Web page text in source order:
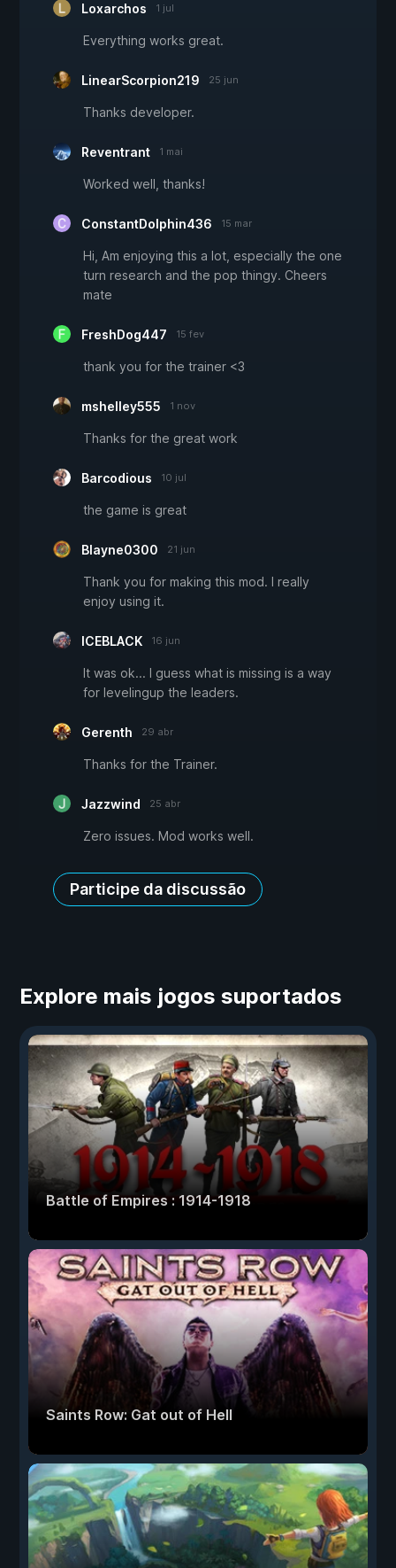
Loxarchos 1 jul
Everything works great.
LinearScorpion219 25 jun
Thanks developer.
Reventrant 1 mai
Worked well, thanks!
ConstantDolphin436 15 mar
Hi, Am enjoying this a lot, especially the one
turn research and the pop thingy. Cheers
mate
FreshDog447 15 fev
thank you for the trainer <3
mshelley555 1 nov
Thanks for the great work
Barcodious 10 jul
the game is great
Blayne0300 21 jun
Thank you for making this mod. I really
enjoy using it.
ICEBLACK 16 jun
It was ok... I guess what is missing is a way
for levelingup the leaders.
Gerenth 29 abr
Thanks for the Trainer.
Jazzwind 25 abr
Zero issues. Mod works well.
Participe da discussão
Explore mais jogos suportados
Battle of Empires : 1914-1918
Saints Row: Gat out of Hell